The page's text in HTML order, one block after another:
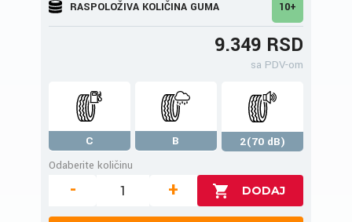
RASPOLOŽIVA KOLIČINA GUMA 10+
9.349 RSD
sa PDV-om
C B
2(70 dB)
Odaberite količinu
- +